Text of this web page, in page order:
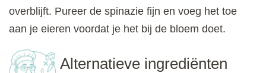
overblijft. Pureer de spinazie fijn en voeg het toe
aan je eieren voordat je het bij de bloem doet.
Alternatieve ingrediënten